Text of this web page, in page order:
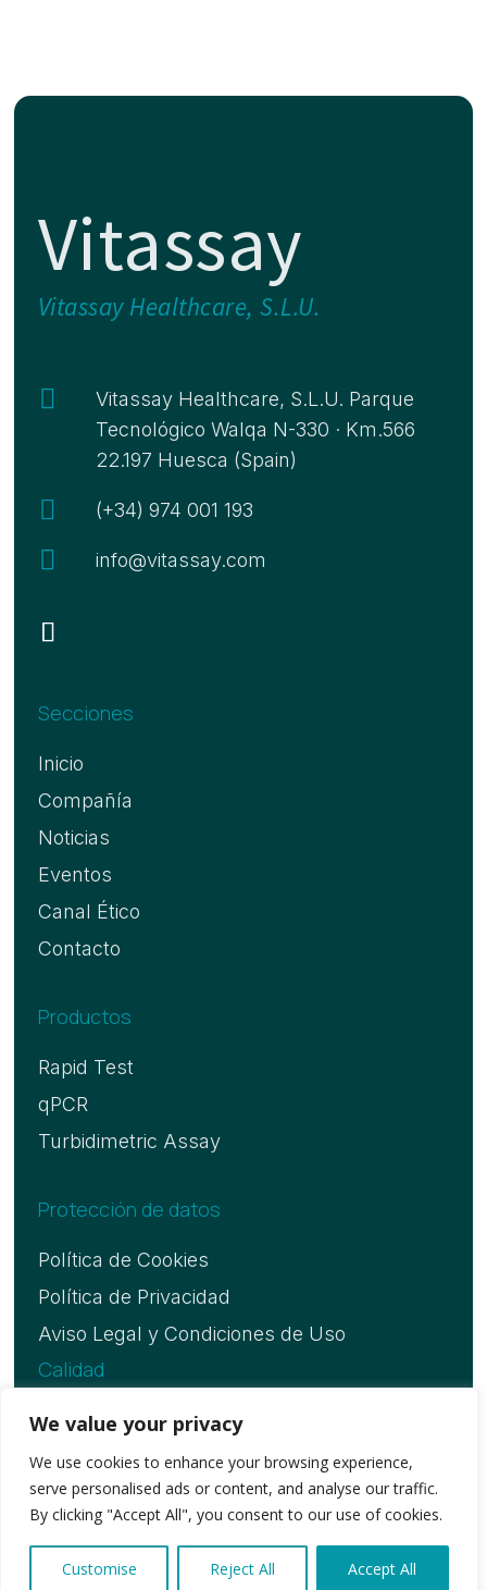
We value your privacy
We use cookies to enhance your browsing experience,
serve personalised ads or content, and analyse our traffic.
By clicking "Accept All", you consent to our use of cookies.
Customise Reject All Accept All
Vitassay
Vitassay Healthcare, S.L.U.

Vitassay Healthcare, S.L.U. Parque
Tecnológico Walqa N-330 · Km.566
22.197 Huesca (Spain)
 (+34) 974 001 193
 info@vitassay.com
Secciones
Inicio
Compañía
Noticias
Eventos
Canal Ético
Contacto
Productos
Rapid Test
qPCR
Turbidimetric Assay
Protección de datos
Política de Cookies
Política de Privacidad
Aviso Legal y Condiciones de Uso
Calidad
Certificado ISO 13485
Copyright © 2026. Vitassay Healthcare, S.L.U